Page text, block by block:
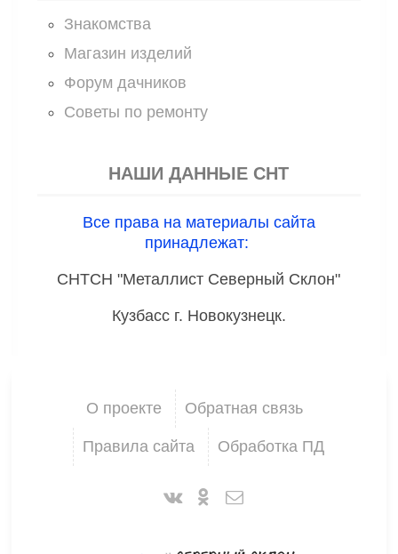
Знакомства
Магазин изделий
Форум дачников
Советы по ремонту
НАШИ ДАННЫЕ СНТ
Все права на материалы сайта
принадлежат:
СНТСН "Металлист Северный Склон"
Кузбасс г. Новокузнецк.
О проекте Обратная связь
Правила сайта Обработка ПД